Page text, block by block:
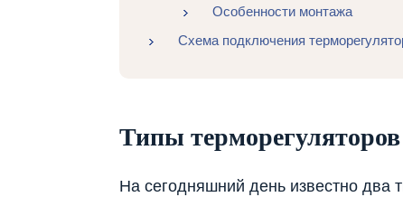
Особенности монтажа
Схема подключения
Типы терморегуляторов
На сегодняшний день известно два